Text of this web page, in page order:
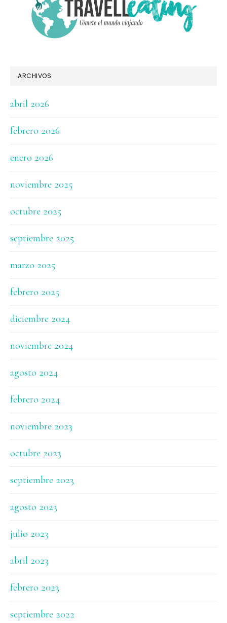
ARCHIVOS
abril 2026
febrero 2026
enero 2026
noviembre 2025
octubre 2025
septiembre 2025
marzo 2025
febrero 2025
diciembre 2024
noviembre 2024
agosto 2024
febrero 2024
noviembre 2023
octubre 2023
septiembre 2023
agosto 2023
julio 2023
abril 2023
febrero 2023
septiembre 2022